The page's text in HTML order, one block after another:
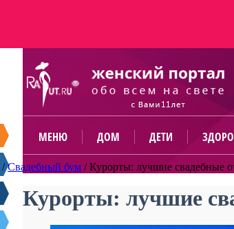
МЕНЮ ДОМ ДЕТИ
/Свадебный бум /Курорты: лучшие свадебные
Курорты: лучшие